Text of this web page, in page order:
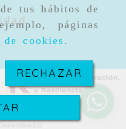
tus hábitos de
páginas
cookies .
RECHAZAR